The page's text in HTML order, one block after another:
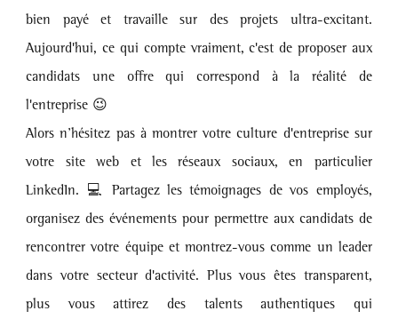
bien payé et travaille sur des projets ultra-excitant.
Aujourd'hui, ce qui compte vraiment, c'est de proposer aux
candidats une offre qui correspond à la réalité de
l'entreprise 😉
Alors n’hésitez pas à montrer votre culture d'entreprise sur
votre site web et les réseaux sociaux, en particulier
LinkedIn. 💻 Partagez les témoignages de vos employés,
organisez des événements pour permettre aux candidats de
rencontrer votre équipe et montrez-vous comme un leader
dans votre secteur d'activité. Plus vous êtes transparent,
plus vous attirez des talents authentiques qui